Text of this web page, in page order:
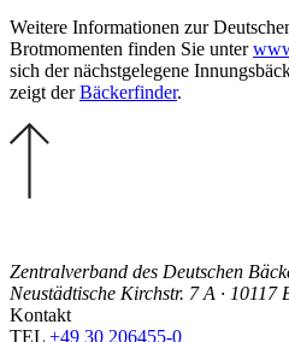
Weitere Informationen zur
Brotmomenten finden Sie unter
sich der nächstgelegene
zeigt derBäckerfinder.
Zentralverband des Deutschen
Neustädtische Kirchstr. 7 A · 10117
Kontakt
TEL +49 30 206455-0